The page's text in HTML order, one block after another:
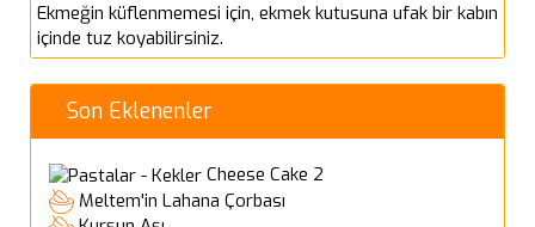
Ekmeğin küflenmemesi için, ekmek kutusuna ufak bir kabın
içinde tuz koyabilirsiniz.
Son Eklenenler
Cheese Cake 2
Meltem'in Lahana Çorbası